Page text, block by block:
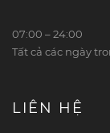
07:00 – 24:00
Tất cả các ngày
LIÊN HỆ